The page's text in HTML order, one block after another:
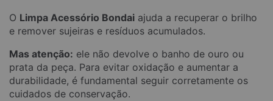
O Limpa Acessório Bondai ajuda a recuperar o brilho
e remover sujeiras e resíduos acumulados.
Mas atenção: ele não devolve o banho de ouro ou
prata da peça. Para evitar oxidação e aumentar a
durabilidade, é fundamental seguir corretamente os
cuidados de conservação.